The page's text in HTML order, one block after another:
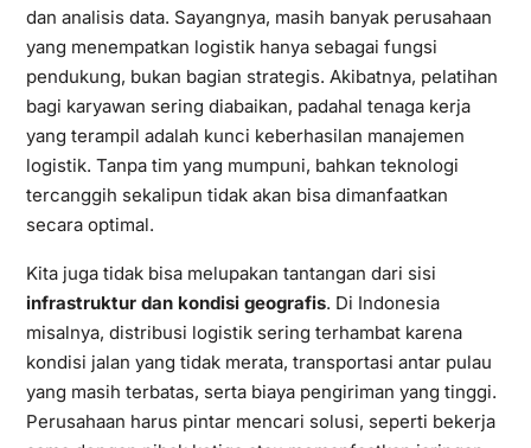
dan analisis data. Sayangnya, masih banyak perusahaan
yang menempatkan logistik hanya sebagai fungsi
pendukung, bukan bagian strategis. Akibatnya, pelatihan
bagi karyawan sering diabaikan, padahal tenaga kerja
yang terampil adalah kunci keberhasilan manajemen
logistik. Tanpa tim yang mumpuni, bahkan teknologi
tercanggih sekalipun tidak akan bisa dimanfaatkan
secara optimal.
Kita juga tidak bisa melupakan tantangan dari sisi
infrastruktur dan kondisi geografis. Di Indonesia
misalnya, distribusi logistik sering terhambat karena
kondisi jalan yang tidak merata, transportasi antar pulau
yang masih terbatas, serta biaya pengiriman yang tinggi.
Perusahaan harus pintar mencari solusi, seperti bekerja